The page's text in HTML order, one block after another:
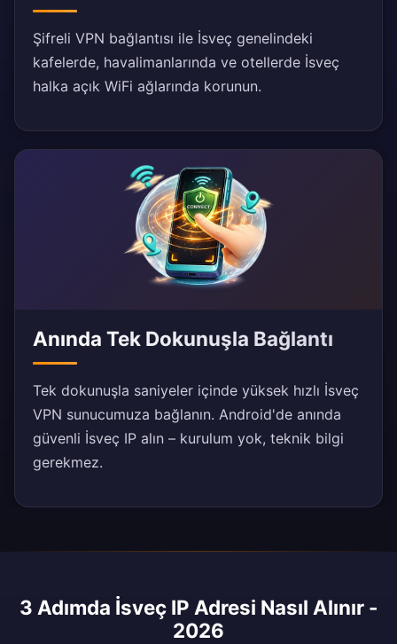
Şifreli VPN bağlantısı ile İsveç genelindeki
kafelerde, havalimanlarında ve otellerde İsveç
halka açık WiFi ağlarında korunun.
Anında Tek Dokunuşla Bağlantı
Tek dokunuşla saniyeler içinde yüksek hızlı İsveç
VPN sunucumuza bağlanın. Android'de anında
güvenli İsveç IP alın – kurulum yok, teknik bilgi
gerekmez.
3 Adımda İsveç IP Adresi Nasıl Alınır -
2026